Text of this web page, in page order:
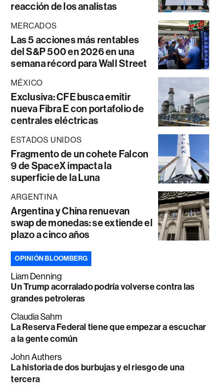
reacción de los analistas
MERCADOS
Las 5 acciones más rentables
del S&P 500 en 2026 en una
semana récord para Wall Street
MÉXICO
Exclusiva: CFE busca emitir
nueva Fibra E con portafolio de
centrales eléctricas
ESTADOS UNIDOS
Fragmento de un cohete Falcon
9 de SpaceX impacta la
superficie de la Luna
ARGENTINA
Argentina y China renuevan
swap de monedas: se extiende el
plazo a cinco años
OPINIÓN BLOOMBERG
Liam Denning
Un Trump acorralado podría volverse contra las
grandes petroleras
Claudia Sahm
La Reserva Federal tiene que empezar a escuchar
a la gente común
John Authers
La historia de dos burbujas y el riesgo de una
tercera